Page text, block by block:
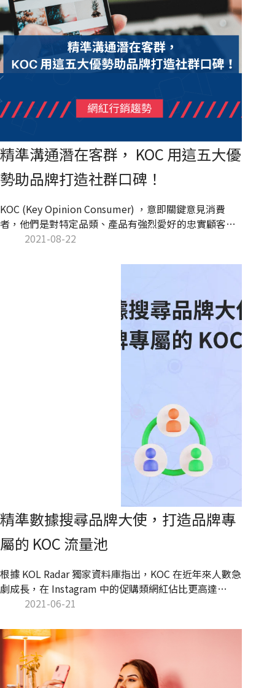
精準溝通潛在客群， KOC 用這五大優
勢助品牌打造社群口碑！
KOC (Key Opinion Consumer) ，意即關鍵意見消費
者，他們是對特定品類、產品有強烈愛好的忠實顧客，
或是單純「愛購物」、「愛分享」的消費者。KOC 透過
升產品的社群口碑。也因此，KOC 普遍的粉絲人數都比
2021-08-22
精準數據搜尋品牌大使，打造品牌專
屬的 KOC 流量池
根據 KOL Radar 獨家資料庫指出，KOC 在近年來人數急
劇成長，在 Instagram 中的促購類網紅佔比更高達
59%。為了協助品牌掌握 KOC 帶來的潛在商機，KOL
池系統，協助品牌運用複合式檢索功能適配與行銷目的
吻合的網紅人選，結合品牌的網紅名單完整化 AI 爬蟲範
圍，即時掌握大量 KOC 的社群數據。
2021-06-21